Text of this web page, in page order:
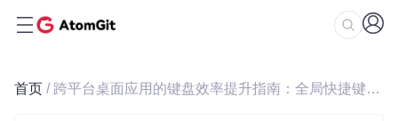
首页 / 跨平台桌面应用的键盘效率提升指南：全局快捷键配置全解析